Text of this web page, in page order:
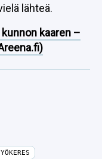
lähteä.
kaaren –